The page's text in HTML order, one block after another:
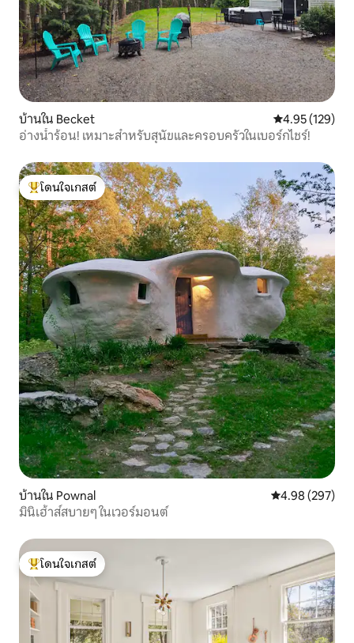
บ้านใน Becket คะแนนเฉลี่ย
4.95 (129)
อ่างน้ำร้อน! เหมาะสำหรับสุนัขและครอบครัวในเบอร์กไชร์!
โดนใจเกสต์ที่สุด
โดนใจเกสต์
บ้านใน Pownal คะแนนเฉลี่ย
4.98 (297)
มินิเฮ้าส์สบายๆ ในเวอร์มอนต์
โดนใจเกสต์ที่สุด
โดนใจเกสต์